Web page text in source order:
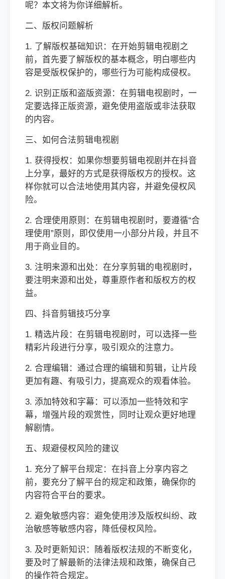
呢？本文将为你详细解析。
二、版权问题解析
1. 了解版权基础知识：在开始剪辑电视剧之
前，首先要了解版权的基本概念，明白哪些内
容是受版权保护的，哪些行为可能构成侵权。
2. 识别正版和盗版资源：在剪辑电视剧时，一
定要选择正版资源，避免使用盗版或非法获取
的内容。
三、如何合法剪辑电视剧
1. 获得授权：如果你想要剪辑电视剧并在抖音
上分享，最好的方式是获得版权方的授权。这
样你就可以合法地使用其内容，并避免侵权风
险。
2. 合理使用原则：在剪辑电视剧时，要遵循“合
理使用”原则，即仅使用一小部分片段，并且不
用于商业目的。
3. 注明来源和出处：在分享剪辑的电视剧时，
要注明来源和出处，尊重原作者和版权方的权
益。
四、抖音剪辑技巧分享
1. 精选片段：在剪辑电视剧时，可以选择一些
精彩片段进行分享，吸引观众的注意力。
2. 合理编辑：通过合理的编辑和剪辑，让片段
更加有趣、有吸引力，提高观众的观看体验。
3. 添加特效和字幕：可以添加一些特效和字
幕，增强片段的观赏性，同时让观众更好地理
解剧情。
五、规避侵权风险的建议
1. 充分了解平台规定：在抖音上分享内容之
前，要充分了解平台的规定和政策，确保你的
内容符合平台的要求。
2. 避免敏感内容：避免使用涉及版权纠纷、政
治敏感等敏感内容，降低侵权风险。
3. 及时更新知识：随着版权法规的不断变化，
要及时了解最新的法律法规和政策，确保自己
的操作符合规定。